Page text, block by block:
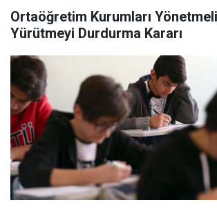
Ortaöğretim Kurumları
Yürütmeyi Durdurma Kararı